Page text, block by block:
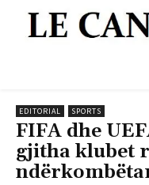
EDITORIAL SPORTS
FIFA dhe
gjitha klubet